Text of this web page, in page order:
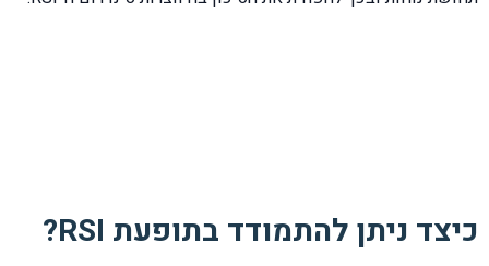
כיצד ניתן להתמודד בתופעת RSI?